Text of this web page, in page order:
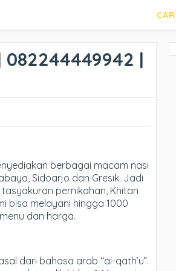
082244449942 |
berbagai macam nasi
Sidoarjo dan Gresik. Jadi
pernikahan, Khitan
bisa melayani hingga 1000
dan harga.
dari bahasa arab “al-qath’u”.